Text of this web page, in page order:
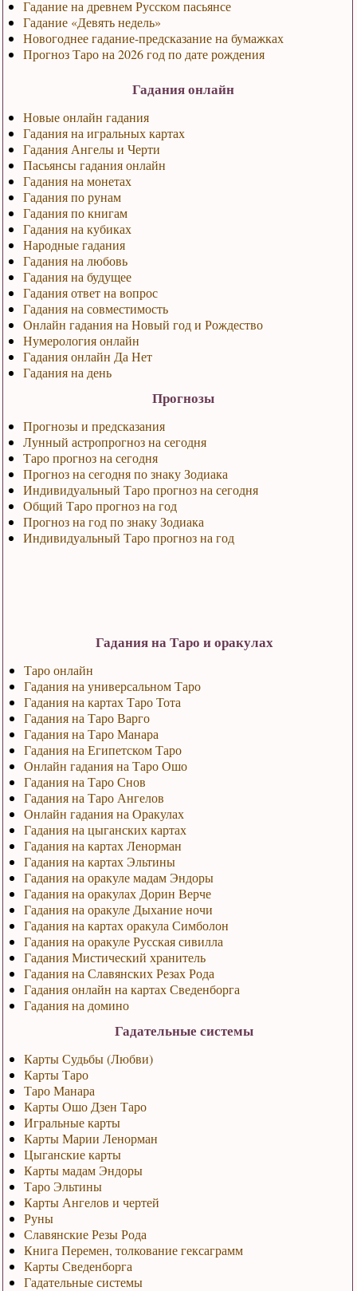
Гадание на древнем Русском пасьянсе
Гадание «Девять недель»
Новогоднее гадание-предсказание на бумажках
Прогноз Таро на 2026 год по дате рождения
Гадания онлайн
Новые онлайн гадания
Гадания на игральных картах
Гадания Ангелы и Черти
Пасьянсы гадания онлайн
Гадания на монетах
Гадания по рунам
Гадания по книгам
Гадания на кубиках
Народные гадания
Гадания на любовь
Гадания на будущее
Гадания ответ на вопрос
Гадания на совместимость
Онлайн гадания на Новый год и Рождество
Нумерология онлайн
Гадания онлайн Да Нет
Гадания на день
Прогнозы
Прогнозы и предсказания
Лунный астропрогноз на сегодня
Таро прогноз на сегодня
Прогноз на сегодня по знаку Зодиака
Индивидуальный Таро прогноз на сегодня
Общий Таро прогноз на год
Прогноз на год по знаку Зодиака
Индивидуальный Таро прогноз на год
Гадания на Таро и оракулах
Таро онлайн
Гадания на универсальном Таро
Гадания на картах Таро Тота
Гадания на Таро Варго
Гадания на Таро Манара
Гадания на Египетском Таро
Онлайн гадания на Таро Ошо
Гадания на Таро Снов
Гадания на Таро Ангелов
Онлайн гадания на Оракулах
Гадания на цыганских картах
Гадания на картах Ленорман
Гадания на картах Эльтины
Гадания на оракуле мадам Эндоры
Гадания на оракулах Дорин Верче
Гадания на оракуле Дыхание ночи
Гадания на картах оракула Симболон
Гадания на оракуле Русская сивилла
Гадания Мистический хранитель
Гадания на Славянских Резах Рода
Гадания онлайн на картах Сведенборга
Гадания на домино
Гадательные системы
Карты Судьбы (Любви)
Карты Таро
Таро Манара
Карты Ошо Дзен Таро
Игральные карты
Карты Марии Ленорман
Цыганские карты
Карты мадам Эндоры
Таро Эльтины
Карты Ангелов и чертей
Руны
Славянские Резы Рода
Книга Перемен, толкование гексаграмм
Карты Сведенборга
Гадательные системы